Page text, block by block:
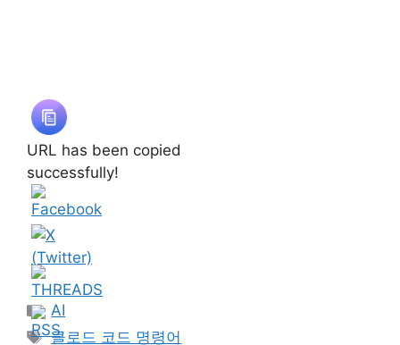
카
테
AI
태
클로드 코드 명령어
URL has been copied
successfully!